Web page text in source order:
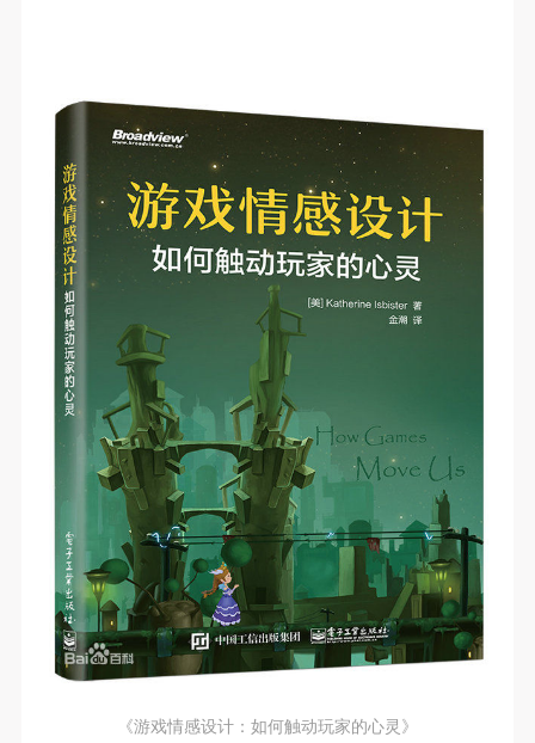
《游戏情感设计：如何触动玩家的心灵》
（2）、乙方中央美术学院美术馆是一所具有标志
性、专业性、国际化的现代公共美术馆。中央美术学
院美术馆与时代同行，努力塑造一个开放、自由、学
术的空间氛围，竭诚与各单位、企业、机构、艺术家
和观众进行良好互动。以学院的学术研究为基础，积
极策划国际、国内多视角、多领域的展览、论坛及公
共教育活动，为美院师生、中外艺术家以及社会公众
提供一个交流、学习、展示的平台。作为一家公益性
单位，其开展的公共教育活动以学术性和公益性为
（3）、乙方为甲方拍摄中央美术学院公共教育部所
有公教活动。
二、拍摄内容、使用形式、使用地域范围
（1）、拍摄内容 乙方拍摄的带有甲方肖像的作品内
容包括：①中央美术学院美术馆②中央美术学院校园
内○3由中央美术学院公共教育部策划或执行的一切活
动。
（2）、使用形式 用于中央美术学院图书出版、销售
（2）、乙方中央美术学院美术馆是一所具有标志
性、专业性、国际化的现代公共美术馆。中央美术学
院美术馆与时代同行，努力塑造一个开放、自由、学
术的空间氛围，竭诚与各单位、企业、机构、艺术家
和观众进行良好互动。以学院的学术研究为基础，积
极策划国际、国内多视角、多领域的展览、论坛及公
共教育活动，为美院师生、中外艺术家以及社会公众
提供一个交流、学习、展示的平台。作为一家公益性
单位，其开展的公共教育活动以学术性和公益性为
（3）、乙方为甲方拍摄中央美术学院公共教育部所
有公教活动。
二、拍摄内容、使用形式、使用地域范围
（1）、拍摄内容 乙方拍摄的带有甲方肖像的作品内
容包括：①中央美术学院美术馆②中央美术学院校园
内○3由中央美术学院公共教育部策划或执行的一切活
动。
（2）、使用形式 用于中央美术学院图书出版、销售
（2）、乙方中央美术学院美术馆是一所具有标志
性、专业性、国际化的现代公共美术馆。中央美术学
院美术馆与时代同行，努力塑造一个开放、自由、学
术的空间氛围，竭诚与各单位、企业、机构、艺术家
和观众进行良好互动。以学院的学术研究为基础，积
极策划国际、国内多视角、多领域的展览、论坛及公
共教育活动，为美院师生、中外艺术家以及社会公众
提供一个交流、学习、展示的平台。作为一家公益性
单位，其开展的公共教育活动以学术性和公益性为
（3）、乙方为甲方拍摄中央美术学院公共教育部所
有公教活动。
二、拍摄内容、使用形式、使用地域范围
（1）、拍摄内容 乙方拍摄的带有甲方肖像的作品内
容包括：①中央美术学院美术馆②中央美术学院校园
内○3由中央美术学院公共教育部策划或执行的一切活
动。
（2）、使用形式 用于中央美术学院图书出版、销售